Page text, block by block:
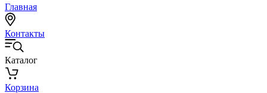
Главная
Контакты
Каталог
Корзина